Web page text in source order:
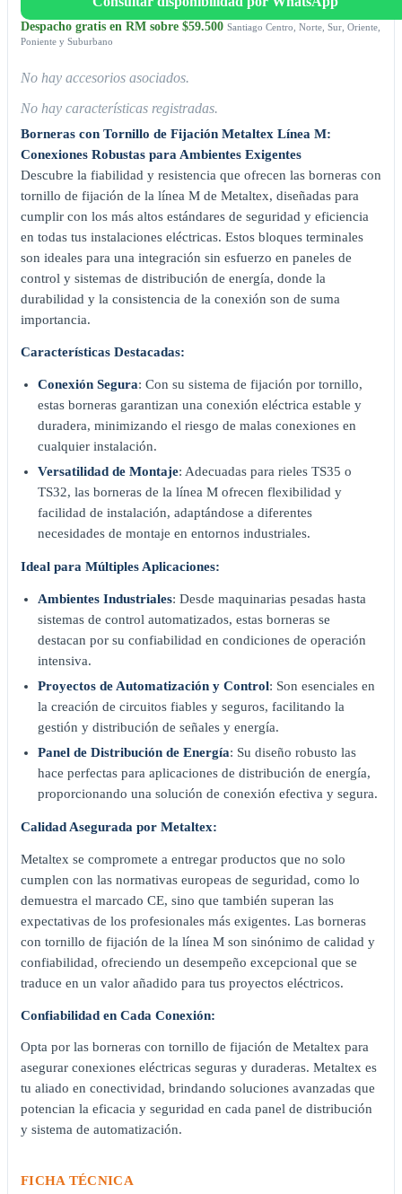
Despacho gratis en RM sobre $59.500 Santiago Centro, Norte, Sur, Oriente,
Poniente y Suburbano
No hay accesorios asociados.
No hay características registradas.
Borneras con Tornillo de Fijación Metaltex Línea M:
Conexiones Robustas para Ambientes Exigentes
Descubre la fiabilidad y resistencia que ofrecen las borneras con
tornillo de fijación de la línea M de Metaltex, diseñadas para
cumplir con los más altos estándares de seguridad y eficiencia
en todas tus instalaciones eléctricas. Estos bloques terminales
son ideales para una integración sin esfuerzo en paneles de
control y sistemas de distribución de energía, donde la
durabilidad y la consistencia de la conexión son de suma
importancia.
Características Destacadas:
Conexión Segura: Con su sistema de fijación por tornillo,
estas borneras garantizan una conexión eléctrica estable y
duradera, minimizando el riesgo de malas conexiones en
cualquier instalación.
Versatilidad de Montaje: Adecuadas para rieles TS35 o
TS32, las borneras de la línea M ofrecen flexibilidad y
facilidad de instalación, adaptándose a diferentes
necesidades de montaje en entornos industriales.
Ideal para Múltiples Aplicaciones:
Ambientes Industriales: Desde maquinarias pesadas hasta
sistemas de control automatizados, estas borneras se
destacan por su confiabilidad en condiciones de operación
intensiva.
Proyectos de Automatización y Control: Son esenciales en
la creación de circuitos fiables y seguros, facilitando la
gestión y distribución de señales y energía.
Panel de Distribución de Energía: Su diseño robusto las
hace perfectas para aplicaciones de distribución de energía,
proporcionando una solución de conexión efectiva y segura.
Calidad Asegurada por Metaltex:
Metaltex se compromete a entregar productos que no solo
cumplen con las normativas europeas de seguridad, como lo
demuestra el marcado CE, sino que también superan las
expectativas de los profesionales más exigentes. Las borneras
con tornillo de fijación de la línea M son sinónimo de calidad y
confiabilidad, ofreciendo un desempeño excepcional que se
traduce en un valor añadido para tus proyectos eléctricos.
Confiabilidad en Cada Conexión:
Opta por las borneras con tornillo de fijación de Metaltex para
asegurar conexiones eléctricas seguras y duraderas. Metaltex es
tu aliado en conectividad, brindando soluciones avanzadas que
potencian la eficacia y seguridad en cada panel de distribución
y sistema de automatización.
FICHA TÉCNICA